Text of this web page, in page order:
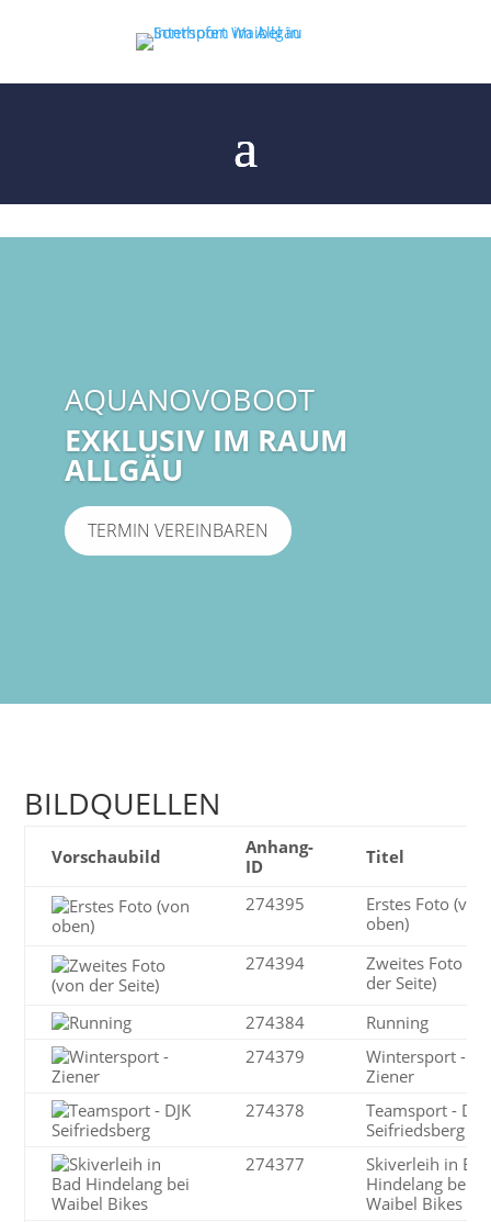
AQUANOVOBOOT
EXKLUSIV IM RAUM
ALLGÄU
TERMIN VEREINBAREN
BILDQUELLEN
Vorschaubild
Anhang-
ID
Titel
274395
Erstes Foto (von
oben)
274394
Zweites Foto
der Seite)
274384
Running
274379
Wintersport -
Ziener
274378
Teamsport - DJK
Seifriedsberg
274377
Skiverleih in
Hindelang bei
Waibel Bikes